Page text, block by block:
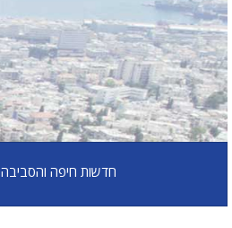
חדשות חיפה והסביבה